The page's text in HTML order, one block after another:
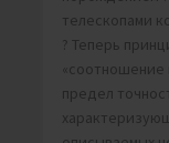
телескопами
? Теперь
предел